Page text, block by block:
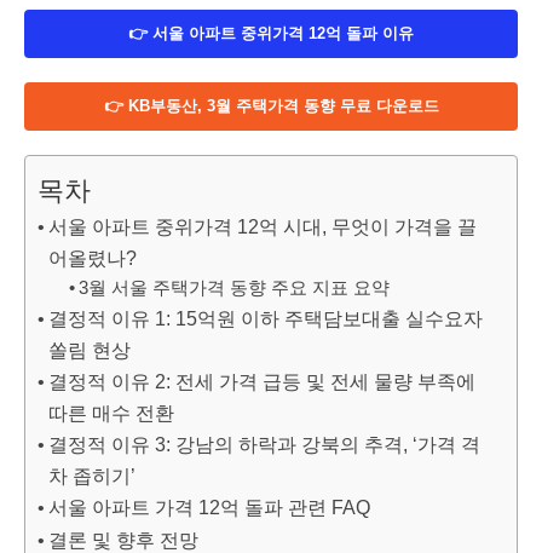
👉 서울 아파트 중위가격 12억 돌파 이유
👉 KB부동산, 3월 주택가격 동향 무료 다운로드
목차
서울 아파트 중위가격 12억 시대, 무엇이 가격을 끌
어올렸나?
3월 서울 주택가격 동향 주요 지표 요약
결정적 이유 1: 15억원 이하 주택담보대출 실수요자
쏠림 현상
결정적 이유 2: 전세 가격 급등 및 전세 물량 부족에
따른 매수 전환
결정적 이유 3: 강남의 하락과 강북의 추격, ‘가격 격
차 좁히기’
서울 아파트 가격 12억 돌파 관련 FAQ
결론 및 향후 전망